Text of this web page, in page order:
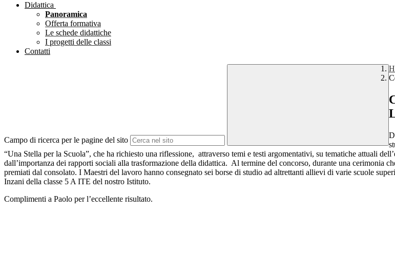
Didattica
Panoramica
Offerta formativa
Le schede didattiche
I progetti delle classi
Contatti
Campo di ricerca per le pagine del sito
“Una Stella per la Scuola”, che ha richiesto una riflessione, attraverso temi e testi argomentativi, su tematiche attuali
dall’importanza dei rapporti sociali alla trasformazione della didattica. Al termine del concorso, durante una cerimonia
premiati dal consolato. I Maestri del lavoro hanno consegnato sei borse di studio ad altrettanti allievi di varie scuole
Inzani della classe 5 A ITE del nostro Istituto.
Complimenti a Paolo per l’eccellente risultato.